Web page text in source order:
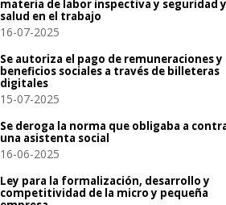
materia de labor inspectiva y seguridad y
salud en el trabajo
16-07-2025
Se autoriza el pago de remuneraciones y
beneficios sociales a través de billeteras
digitales
15-07-2025
Se deroga la norma que obligaba a
una asistenta social
16-06-2025
Ley para la formalización, desarrollo y
competitividad de la micro y pequeña